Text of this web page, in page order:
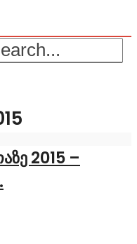
2015 –